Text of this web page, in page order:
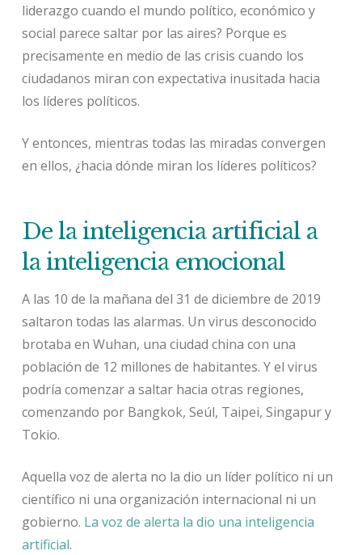
liderazgo cuando el mundo político, económico y
social parece saltar por las aires? Porque es
precisamente en medio de las crisis cuando los
ciudadanos miran con expectativa inusitada hacia
los líderes políticos.
Y entonces, mientras todas las miradas convergen
en ellos, ¿hacia dónde miran los líderes políticos?
De la inteligencia artificial a
la inteligencia emocional
A las 10 de la mañana del 31 de diciembre de 2019
saltaron todas las alarmas. Un virus desconocido
brotaba en Wuhan, una ciudad china con una
población de 12 millones de habitantes. Y el virus
podría comenzar a saltar hacia otras regiones,
comenzando por Bangkok, Seúl, Taipei, Singapur y
Tokio.
Aquella voz de alerta no la dio un líder político ni un
científico ni una organización internacional ni un
gobierno. La voz de alerta la dio una inteligencia
artificial.